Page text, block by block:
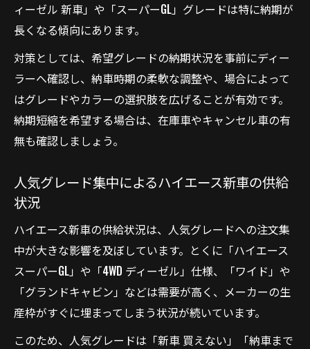
ィーゼル 新車」や「スーパーGL」グレードは特に納期が
長くなる傾向にあります。
対策としては、希望グレードの納期状況を事前にディー
ラーへ確認し、納車時期の柔軟な調整や、場合によって
はグレードやカラーの選択肢を広げることが有効です。
納期短縮を希望する場合は、在庫車やキャンセル車の有
無も確認しましょう。
人気グレード集中によるハイエース新車の供給
状況
ハイエース新車の供給状況は、人気グレードへの注文集
中が大きな影響を及ぼしています。とくに「ハイエース
スーパーGL」や「4WD ディーゼル」仕様、「ワイド」や
「グランドキャビン」などは需要が高く、メーカーの生
産枠がすぐに埋まってしまう状況が続いています。
このため、人気グレードは「新車 買えない」「納車まで